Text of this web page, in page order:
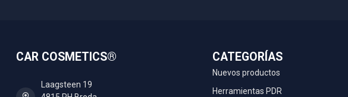
CAR COSMETICS®
Laagsteen 19
CATEGORÍAS
Nuevos productos
Herramientas PDR